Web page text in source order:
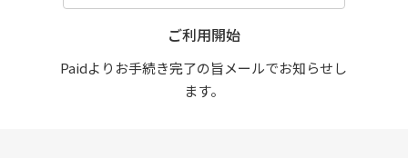
ご利用開始
Paidよりお手続き完了の旨メールでお知らせし
ます。